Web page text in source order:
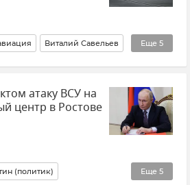
Еще 5
Виталий Савельев
Теракт Украина
атаку ВСУ на
центр в Ростове
Еще 5
(политик)